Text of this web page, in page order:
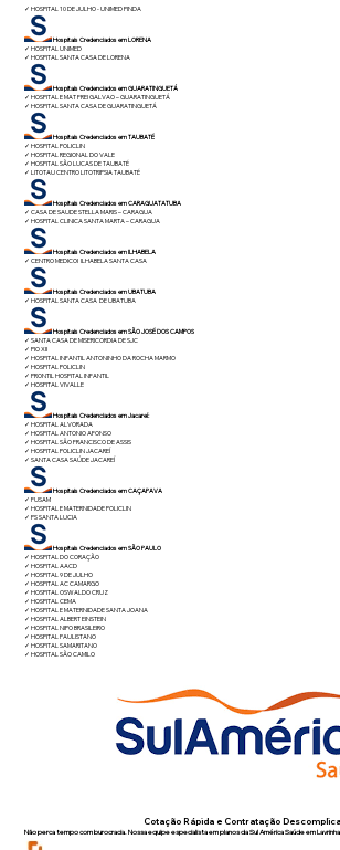
✓HOSPITAL 10 DE JULHO - UNIMED PINDA
Hospitais Credenciados em LORENA
✓HOSPITAL UNIMED
✓HOSPITAL SANTA CASA DE LORENA
Hospitais Credenciados em GUARATINGUETÁ
✓HOSPITAL E MAT FREI GALVAO – GUARATINGUETÁ
✓HOSPITAL SANTA CASA DE GUARATINGUETÁ
Hospitais Credenciados em TAUBATÉ
✓HOSPITAL POLICLIN
✓HOSPITAL REGIONAL DO VALE
✓ HOSPITAL SÃO LUCAS DE TAUBATÉ
✓ LITOTAU CENTRO LITOTRIPSIA TAUBATÉ
Hospitais Credenciados em CARAGUATATUBA
✓CASA DE SAUDE STELLA MARIS – CARAGUA
✓HOSPITAL CLINICA SANTA MARTA – CARAGUA
Hospitais Credenciados em ILHABELA
✓ CENTRO MEDICOI ILHABELA SANTA CASA
Hospitais Credenciados em UBATUBA
✓HOSPITAL SANTA CASA DE UBATUBA
Hospitais Credenciados em SÃO JOSÉ DOS CAMPOS
✓SANTA CASA DE MISERICORDIA DE SJC
✓PIO XII
✓HOSPITAL INFANTIL ANTONINHO DA ROCHA MARMO
✓HOSPITAL POLICLIN
✓PRONTIL HOSPITAL INFANTIL
✓HOSPITAL VIVALLE
Hospitais Credenciados em Jacareí:
✓HOSPITAL ALVORADA
✓HOSPITAL ANTONIO AFONSO
✓HOSPITAL SÂO FRANCISCO DE ASSIS
✓HOSPITAL POLICLIN JACAREÍ
✓SANTA CASA SAÚDE JACAREÍ
Hospitais Credenciados em CAÇAPAVA
✓FUSAM
✓HOSPITAL E MATERNIDADE POLICLIN
✓PS SANTA LUCIA
Hospitais Credenciados em SÃO PAULO
✓HOSPITAL DO CORAÇÃO
✓HOSPITAL AACD
✓HOSPITAL 9 DE JULHO
✓HOSPITAL AC CAMARGO
✓HOSPITAL OSWALDO CRUZ
✓HOSPITAL CEMA
✓HOSPITAL E MATERNIDADE SANTA JOANA
✓HOSPITAL ALBERT EINSTEIN
✓HOSPITAL NIPO BRASILEIRO
✓HOSPITAL PAULISTANO
✓HOSPITAL SAMARITANO
✓HOSPITAL SÃO CAMILO
Cotação Rápida e Contratação
Não perca tempo com burocracia. Nossa equipe especialista em planos da Sul América Saúde em